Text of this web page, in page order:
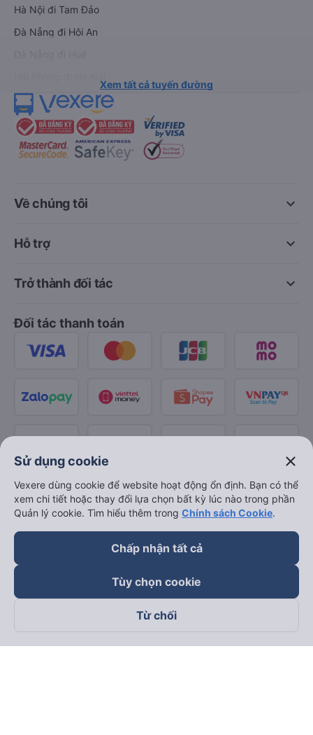
Hà Nội đi Tam Đảo
Đà Nẵng đi Hội An
Xem tất cả tuyến đường
keyboard_arrow_down
Về chúng tôi
keyboard_arrow_down
Hỗ trợ
keyboard_arrow_down
Trở thành đối tác
Đối tác thanh toán
Theo dõi chúng tôi trên
Sử dụng cookie close
Vexere dùng cookie để website hoạt động ổn định. Bạn có thể
xem chi tiết hoặc thay đổi lựa chọn bất kỳ lúc nào trong phần
Quản lý cookie. Tìm hiểu thêm trong Chính sách Cookie.
Chấp nhận tất cả
Tùy chọn cookie
Từ chối